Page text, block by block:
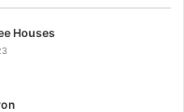
Houses